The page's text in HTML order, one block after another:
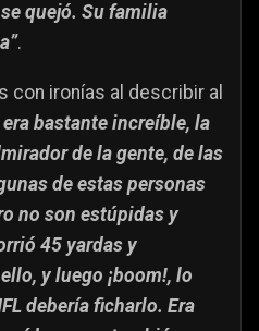
quejó. Su familia
.
con ironías al describir al
bastante increíble, la
de la gente, de las
de estas personas
no son estúpidas y
45 yardas y
y luego ¡boom!, lo
debería ficharlo. Era